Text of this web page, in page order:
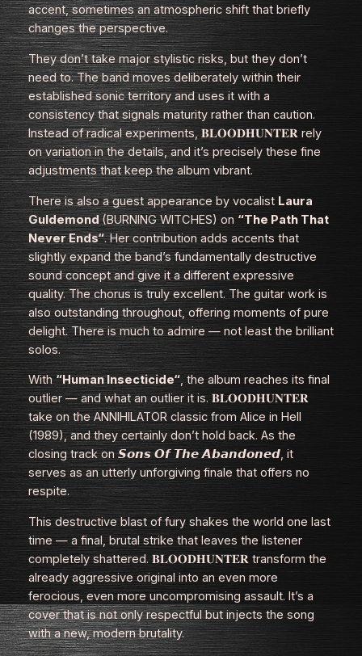
accent, sometimes an atmospheric shift that briefly
changes the perspective.
They don’t take major stylistic risks, but they don’t
need to. The band moves deliberately within their
established sonic territory and uses it with a
consistency that signals maturity rather than caution.
Instead of radical experiments, 𝐁𝐋𝐎𝐎𝐃𝐇𝐔𝐍𝐓𝐄𝐑 rely
on variation in the details, and it’s precisely these fine
adjustments that keep the album vibrant.
There is also a guest appearance by vocalist Laura
Guldemond(BURNING WITCHES) on “The Path That
Never Ends“. Her contribution adds accents that
slightly expand the band’s fundamentally destructive
sound concept and give it a different expressive
quality. The chorus is truly excellent. The guitar work is
also outstanding throughout, offering moments of pure
delight. There is much to admire — not least the brilliant
solos.
With“Human Insecticide“, the album reaches its final
outlier — and what an outlier it is. 𝐁𝐋𝐎𝐎𝐃𝐇𝐔𝐍𝐓𝐄𝐑
take on the ANNIHILATOR classic from Alice in Hell
(1989), and they certainly don’t hold back. As the
closing track on 𝙎𝙤𝙣𝙨 𝙊𝙛 𝙏𝙝𝙚 𝘼𝙗𝙖𝙣𝙙𝙤𝙣𝙚𝙙, it
serves as an utterly unforgiving finale that offers no
respite.
This destructive blast of fury shakes the world one last
time — a final, brutal strike that leaves the listener
completely shattered. 𝐁𝐋𝐎𝐎𝐃𝐇𝐔𝐍𝐓𝐄𝐑 transform the
already aggressive original into an even more
ferocious, even more uncompromising assault. It’s a
cover that is not only respectful but injects the song
with a new, modern brutality.